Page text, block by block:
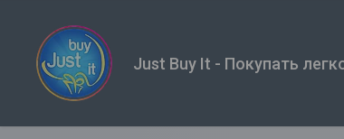
Just Buy It - Покупать